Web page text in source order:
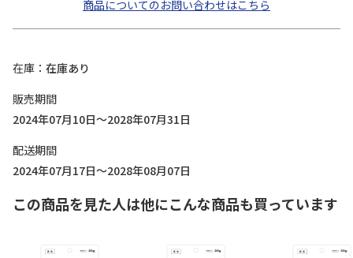
商品についてのお問い合わせはこちら
在庫
在庫あり
販売期間
2024年07月10日～2028年07月31日
配送期間
2024年07月17日～2028年08月07日
この商品を見た人は他にこんな商品も買っています